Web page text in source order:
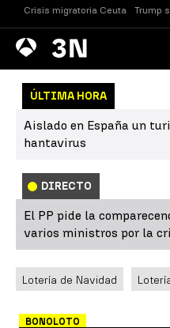
Crisis migratoria Ceuta Trump
Antena
3 Noticias
ÚLTIMA HORA
Aislado en España un
hantavirus
DIRECTO
El PP pide la
varios ministros por la
Lotería de Navidad
BONOLOTO